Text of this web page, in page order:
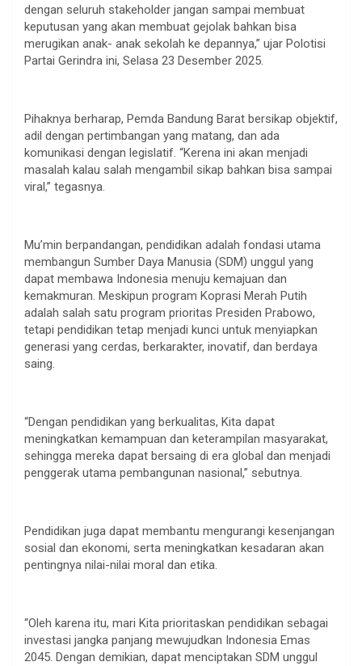
dengan seluruh stakeholder jangan sampai membuat
keputusan yang akan membuat gejolak bahkan bisa
merugikan anak- anak sekolah ke depannya,” ujar Polotisi
Partai Gerindra ini, Selasa 23 Desember 2025.
Pihaknya berharap, Pemda Bandung Barat bersikap objektif,
adil dengan pertimbangan yang matang, dan ada
komunikasi dengan legislatif. “Kerena ini akan menjadi
masalah kalau salah mengambil sikap bahkan bisa sampai
viral,” tegasnya.
Mu’min berpandangan, pendidikan adalah fondasi utama
membangun Sumber Daya Manusia (SDM) unggul yang
dapat membawa Indonesia menuju kemajuan dan
kemakmuran. Meskipun program Koprasi Merah Putih
adalah salah satu program prioritas Presiden Prabowo,
tetapi pendidikan tetap menjadi kunci untuk menyiapkan
generasi yang cerdas, berkarakter, inovatif, dan berdaya
saing.
“Dengan pendidikan yang berkualitas, Kita dapat
meningkatkan kemampuan dan keterampilan masyarakat,
sehingga mereka dapat bersaing di era global dan menjadi
penggerak utama pembangunan nasional,” sebutnya.
Pendidikan juga dapat membantu mengurangi kesenjangan
sosial dan ekonomi, serta meningkatkan kesadaran akan
pentingnya nilai-nilai moral dan etika.
“Oleh karena itu, mari Kita prioritaskan pendidikan sebagai
investasi jangka panjang mewujudkan Indonesia Emas
2045. Dengan demikian, dapat menciptakan SDM unggul